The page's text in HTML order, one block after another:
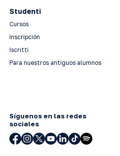
Studenti
Cursos
Inscripción
Iscritti
Para nuestros antiguos alumnos
Síguenos en las redes
sociales